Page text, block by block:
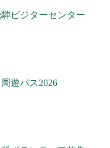
ビジターセンター
遊バス2026